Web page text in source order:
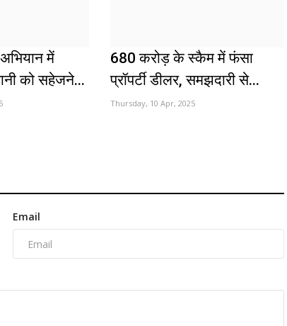
में
को सहेजने...
680 करोड़ के स्कैम में फंसा
प्रॉपर्टी डीलर, समझदारी से...
Thursday, 10 Apr, 2025
Email